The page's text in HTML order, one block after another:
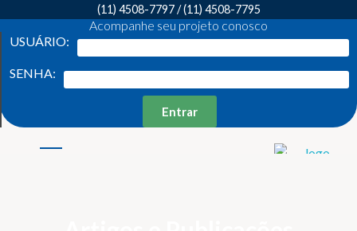
(11) 4508-7797/(11) 4508-7795
Acompanhe seu projeto conosco
USUÁRIO:
SENHA:
Entrar